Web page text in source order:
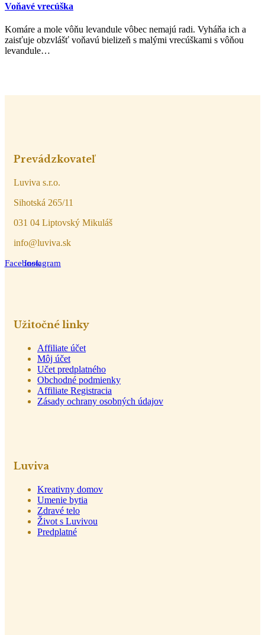
Voňavé vrecúška
Komáre a mole vôňu levandule vôbec nemajú radi. Vyháňa ich a
zaisťuje obzvlášť voňavú bielizeň s malými vrecúškami s vôňou
levandule…
Prevádzkovateľ
Luviva s.r.o.
Sihotská 265/11
031 04 Liptovský Mikuláš
info@luviva.sk
FacebookInstagram
Užitočné linky
Affiliate účet
Môj účet
Učet predplatného
Obchodné podmienky
Affiliate Registracia
Zásady ochrany osobných údajov
Luviva
Kreativny domov
Umenie bytia
Zdravé telo
Život s Luvivou
Predplatné